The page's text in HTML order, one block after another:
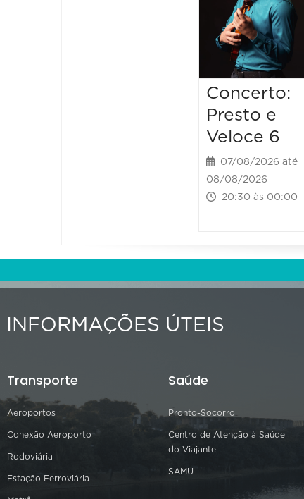
Concerto:
Presto e
Veloce 6
07/08/2026 até
08/08/2026
20:30 às 00:00
INFORMAÇÕES ÚTEIS
Transporte
Aeroportos
Conexão Aeroporto
Rodoviária
Estação Ferroviária
Saúde
Pronto-Socorro
Centro de Atenção à Saúde
do Viajante
SAMU